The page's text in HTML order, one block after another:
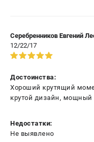
Серебренников Евгений
12/22/17
Достоинства:
Хороший крутящий
крутой дизайн, мощный
Недостатки:
Не выявлено